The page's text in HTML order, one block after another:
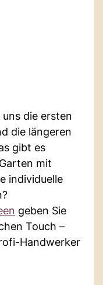
die ersten
die längeren
gibt es
mit
individuelle
geben Sie
Touch –
Handwerker